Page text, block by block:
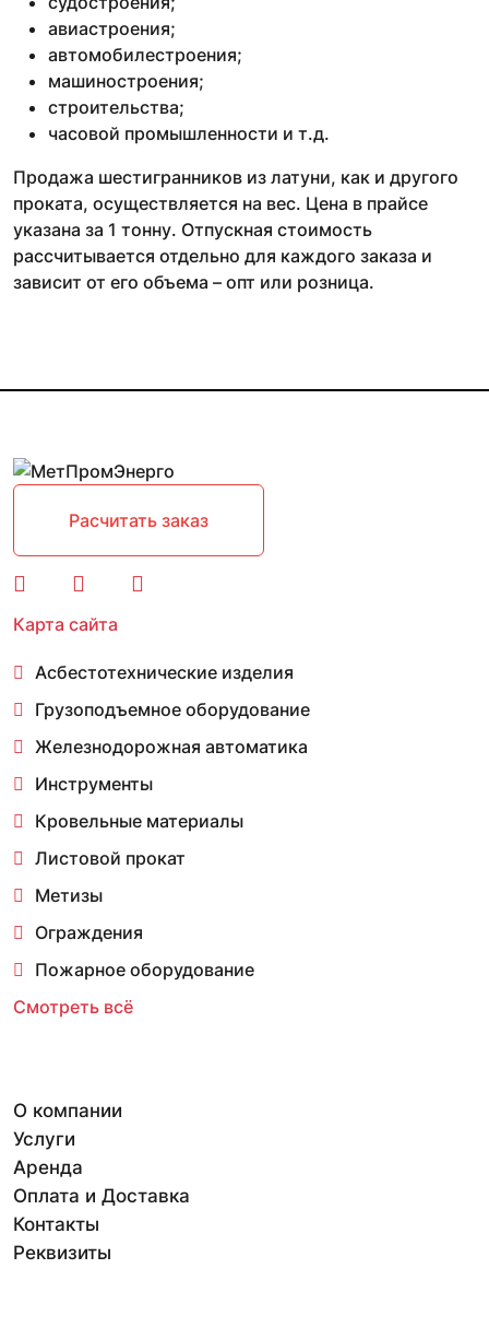
авиастроения;
автомобилестроения;
машиностроения;
строительства;
часовой промышленности и т.д.
Продажа шестигранников из латуни, как и другого
проката, осуществляется на вес. Цена в прайсе
указана за 1 тонну. Отпускная стоимость
рассчитывается отдельно для каждого заказа и
зависит от его объема – опт или розница.
Расчитать заказ
Карта сайта
Асбестотехнические изделия
Грузоподъемное оборудование
Железнодорожная автоматика
Инструменты
Кровельные материалы
Листовой прокат
Метизы
Ограждения
Пожарное оборудование
Смотреть всё
О компании
Услуги
Аренда
Оплата и Доставка
Контакты
Реквизиты